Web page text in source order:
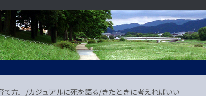
て方』/カジュアルに死を語る/きたときに考えればいい